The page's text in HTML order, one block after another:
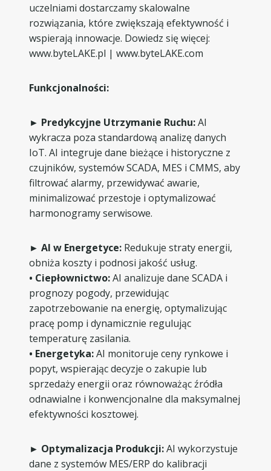
uczelniami dostarczamy skalowalne
rozwiązania, które zwiększają efektywność i
wspierają innowacje. Dowiedz się więcej:
www.byteLAKE.pl | www.byteLAKE.com
Funkcjonalności:
► Predykcyjne Utrzymanie Ruchu:AI
wykracza poza standardową analizę danych
IoT. AI integruje dane bieżące i historyczne z
czujników, systemów SCADA, MES i CMMS, aby
filtrować alarmy, przewidywać awarie,
minimalizować przestoje i optymalizować
harmonogramy serwisowe.
► AI w Energetyce: Redukuje straty energii,
obniża koszty i podnosi jakość usług.
• Ciepłownictwo:AI analizuje dane SCADA i
prognozy pogody, przewidując
zapotrzebowanie na energię, optymalizując
pracę pomp i dynamicznie regulując
temperaturę zasilania.
• Energetyka:AI monitoruje ceny rynkowe i
popyt, wspierając decyzje o zakupie lub
sprzedaży energii oraz równoważąc źródła
odnawialne i konwencjonalne dla maksymalnej
efektywności kosztowej.
► Optymalizacja Produkcji:AI wykorzystuje
dane z systemów MES/ERP do kalibracji